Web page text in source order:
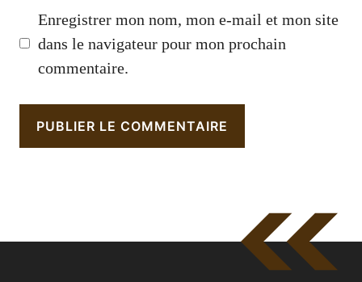
Enregistrer mon nom, mon e-mail et mon site
dans le navigateur pour mon prochain
commentaire.